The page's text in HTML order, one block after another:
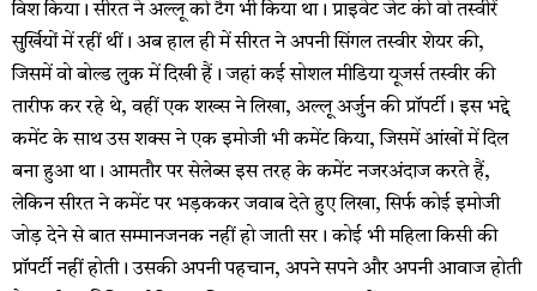
विश किया। सीरत ने अल्लू को टैग भी किया था। प्राइवेट जेट की वो तस्वीरें
सुर्खियों में रहीं थीं। अब हाल ही में सीरत ने अपनी सिंगल तस्वीर शेयर की,
जिसमें वो बोल्ड लुक में दिखी हैं। जहां कई सोशल मीडिया यूजर्स तस्वीर की
तारीफ कर रहे थे, वहीं एक शख्स ने लिखा, अल्लू अर्जुन की प्रॉपर्टी। इस भद्दे
कमेंट के साथ उस शक्स ने एक इमोजी भी कमेंट किया, जिसमें आंखों में दिल
बना हुआ था। आमतौर पर सेलेब्स इस तरह के कमेंट नजरअंदाज करते हैं,
लेकिन सीरत ने कमेंट पर भड़ककर जवाब देते हुए लिखा, सिर्फ कोई इमोजी
जोड़ देने से बात सम्मानजनक नहीं हो जाती सर। कोई भी महिला किसी की
प्रॉपर्टी नहीं होती। उसकी अपनी पहचान, अपने सपने और अपनी आवाज होती